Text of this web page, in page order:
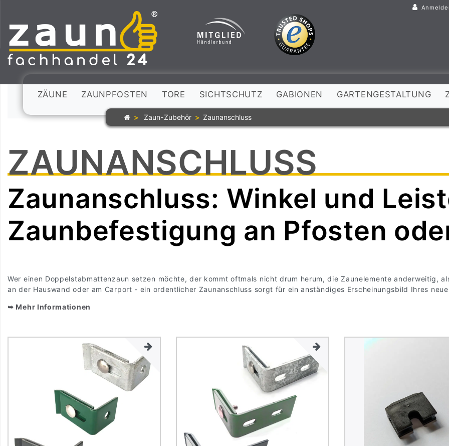
ZÄUNE ZAUNPFOSTEN TORE SICHTSCHUTZ GABIONEN GARTENGESTALTUNG
Zaun-Zubehör Zaunanschluss
ZAUNANSCHLUSS
Zaunanschluss: Winkel und
Zaunbefestigung an Pfosten
Wer einen Doppelstabmattenzaun setzen möchte, der kommt oftmals nicht drum herum, die Zaunelemente anderweitig,
an der Hauswand oder am Carport - ein ordentlicher Zaunanschluss sorgt für ein anständiges Erscheinungsbild Ihres
➥ Mehr Informationen